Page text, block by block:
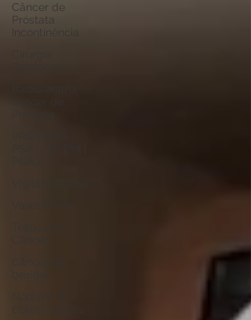
Câncer de
Próstata
Incontinência